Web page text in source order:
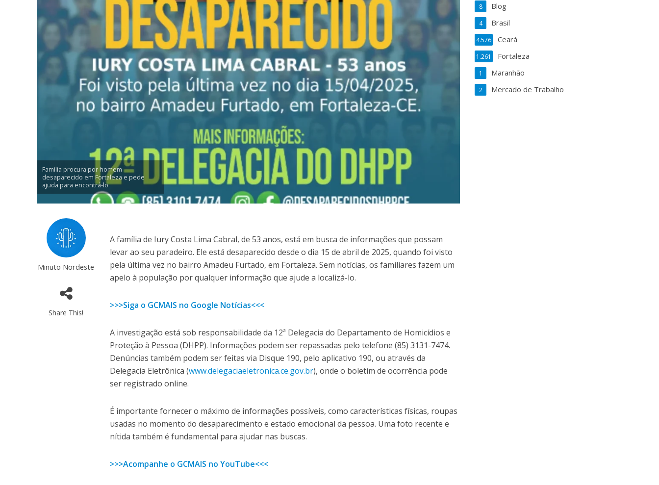
Família procura por homem
desaparecido em Fortaleza e pede
ajuda para encontrá-lo
Minuto Nordeste
Share This!
A família de Iury Costa Lima Cabral, de 53 anos, está em busca de informações que possam
levar ao seu paradeiro. Ele está desaparecido desde o dia 15 de abril de 2025, quando foi visto
pela última vez no bairro Amadeu Furtado, em Fortaleza. Sem notícias, os familiares fazem um
apelo à população por qualquer informação que ajude a localizá-lo.
>>>Siga o GCMAIS no Google Notícias<<<
A investigação está sob responsabilidade da 12ª Delegacia do Departamento de Homicídios e
Proteção à Pessoa (DHPP). Informações podem ser repassadas pelo telefone (85) 3131-7474.
Denúncias também podem ser feitas via Disque 190, pelo aplicativo 190, ou através da
Delegacia Eletrônica (www.delegaciaeletronica.ce.gov.br), onde o boletim de ocorrência pode
ser registrado online.
É importante fornecer o máximo de informações possíveis, como características físicas, roupas
usadas no momento do desaparecimento e estado emocional da pessoa. Uma foto recente e
nítida também é fundamental para ajudar nas buscas.
>>>Acompanhe o GCMAIS no YouTube<<<
Blog
8
Brasil
4
Ceará
4.576
Fortaleza
1.261
Maranhão
1
Mercado de Trabalho
2